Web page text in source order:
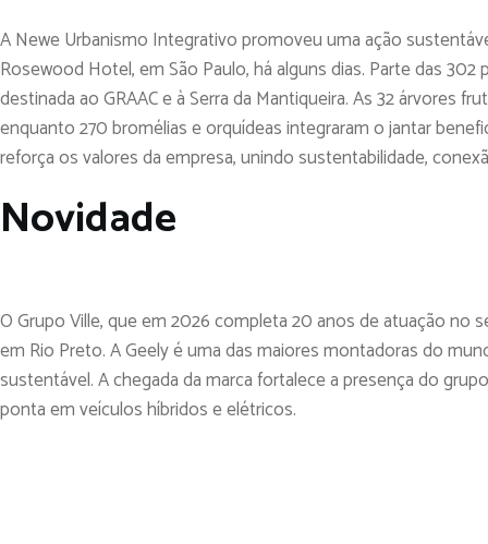
A Newe Urbanismo Integrativo promoveu uma ação
Rosewood Hotel, em São Paulo, há alguns dias. Parte das
destinada ao GRAAC e à Serra da Mantiqueira. As 32 árvores
enquanto 270 bromélias e orquídeas integraram o jantar
reforça os valores da empresa, unindo sustentabilidade,
Novidade
O Grupo Ville, que em 2026 completa 20 anos de atuação no
em Rio Preto. A Geely é uma das maiores montadoras do
sustentável. A chegada da marca fortalece a presença do
ponta em veículos híbridos e elétricos.